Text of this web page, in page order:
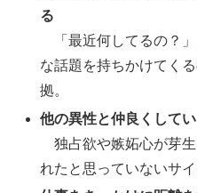
る
「最近何してるの？
な話題を持ちかけてく
拠。
他の異性と仲良くして
独占欲や嫉妬心が芽
れたと思っていないサイ